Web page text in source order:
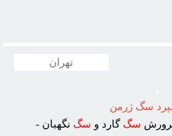
تهران
سگ ژرمن
سگ گارد و سگ نگهبان -